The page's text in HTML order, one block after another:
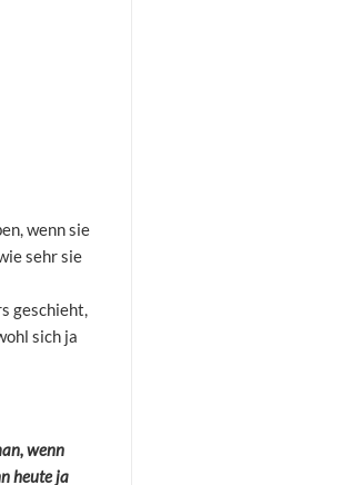
wenn sie
sehr sie
geschieht,
sich ja
wenn
heute ja